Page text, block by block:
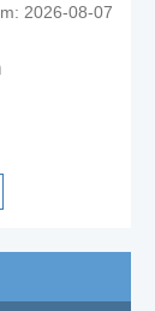
2026-08-07